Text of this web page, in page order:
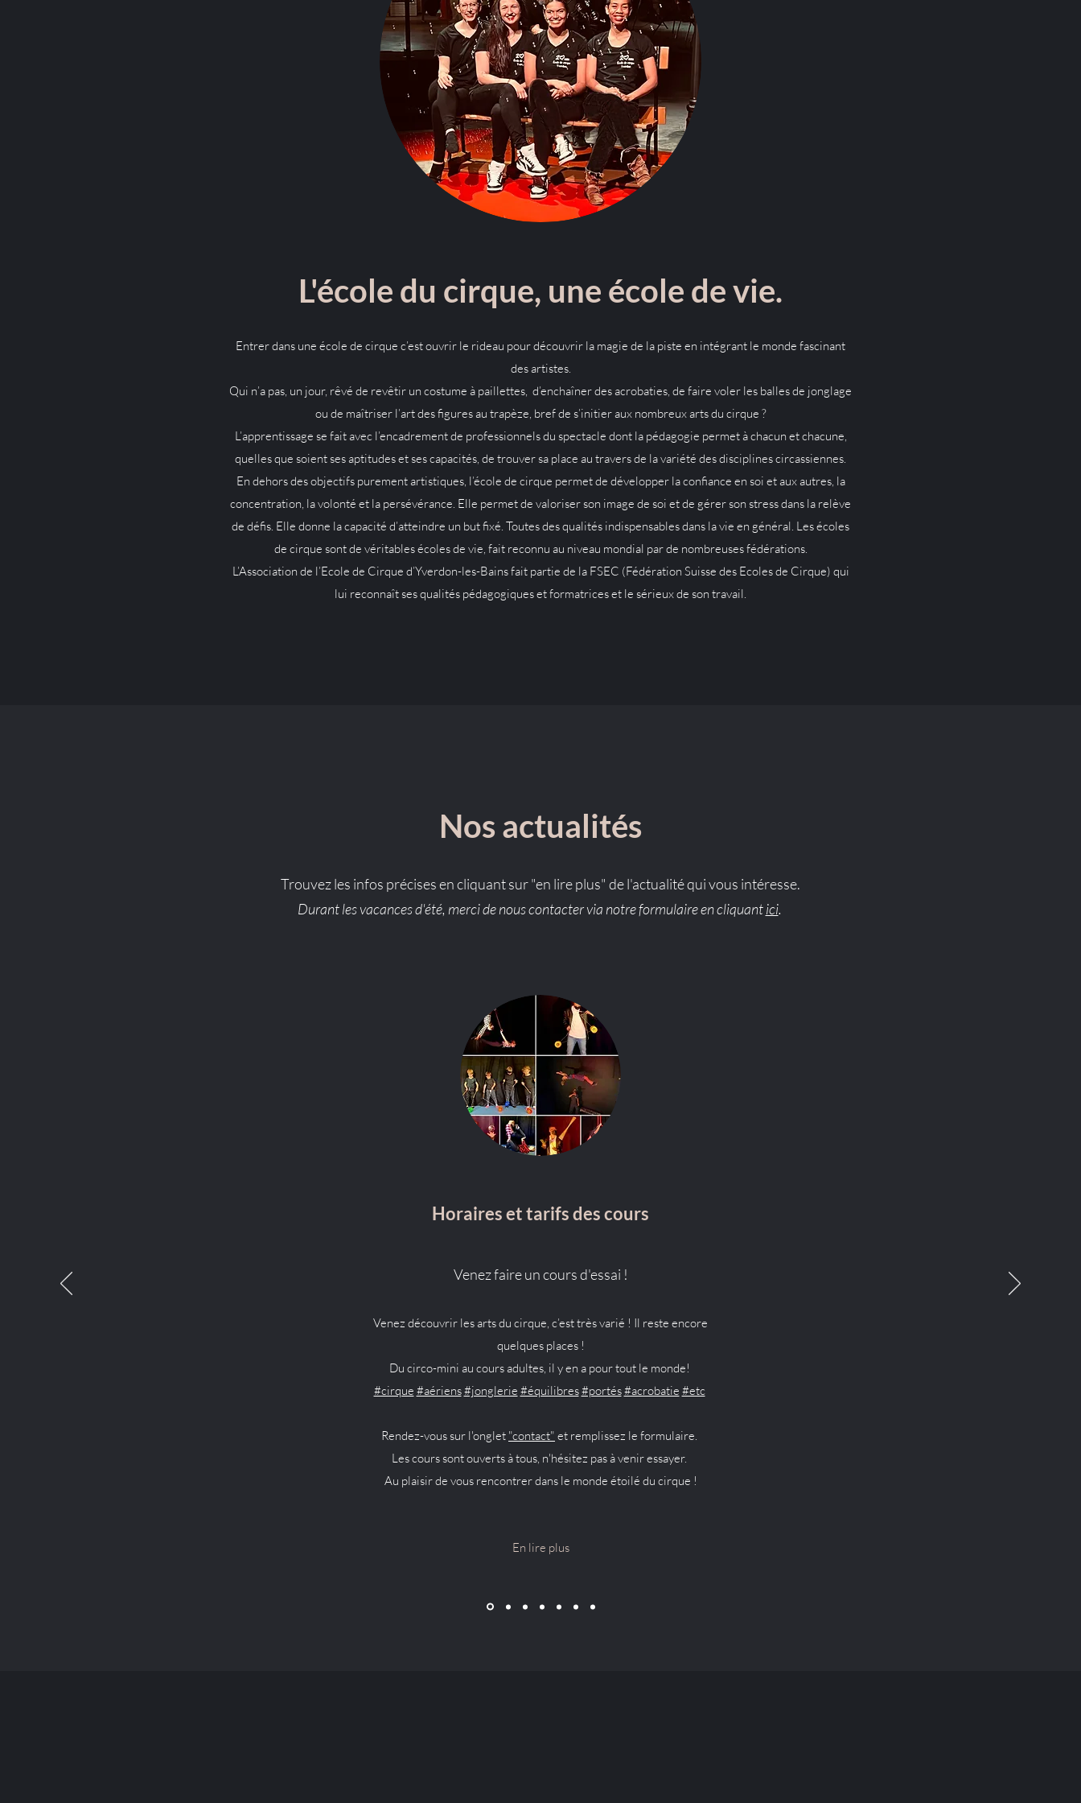
L'école du cirque, une école de vie.
Entrer dans une école de cirque c’est ouvrir le rideau pour découvrir la magie de la piste en intégrant le monde fascinant
des artistes.
Qui n’a pas, un jour, rêvé de revêtir un costume à paillettes, d’enchaîner des acrobaties, de faire voler les balles de jonglage
ou de maîtriser l’art des figures au trapèze, bref de s’initier aux nombreux arts du cirque ?
L’apprentissage se fait avec l’encadrement de professionnels du spectacle dont la pédagogie permet à chacun et chacune,
quelles que soient ses aptitudes et ses capacités, de trouver sa place au travers de la variété des disciplines circassiennes.
En dehors des objectifs purement artistiques, l’école de cirque permet de développer la confiance en soi et aux autres, la
concentration, la volonté et la persévérance. Elle permet de valoriser son image de soi et de gérer son stress dans la relève
de défis. Elle donne la capacité d’atteindre un but fixé. Toutes des qualités indispensables dans la vie en général. Les écoles
de cirque sont de véritables écoles de vie, fait reconnu au niveau mondial par de nombreuses fédérations.
L’Association de l’Ecole de Cirque d’Yverdon-les-Bains fait partie de la FSEC (Fédération Suisse des Ecoles de Cirque) qui
lui reconnaît ses qualités pédagogiques et formatrices et le sérieux de son travail.
Nos actualités
Trouvez les infos précises en cliquant sur "en lire plus" de l'actualité qui vous intéresse.
Durant les vacances d'été, merci de nous contacter via notre formulaire en cliquantici.
Horaires et tarifs des cours
Venez faire un cours d'essai !
Venez découvrir les arts du cirque, c’est très varié ! Il reste encore
quelques places !
Du circo-mini au cours adultes, il y en a pour tout le monde!
#cirque #aériens#jonglerie #équilibres#portés#acrobatie #etc
Rendez-vous sur l'onglet "contact" et remplissez le formulaire.
Les cours sont ouverts à tous, n'hésitez pas à venir essayer.
Au plaisir de vous rencontrer dans le monde étoilé du cirque !
En lire plus